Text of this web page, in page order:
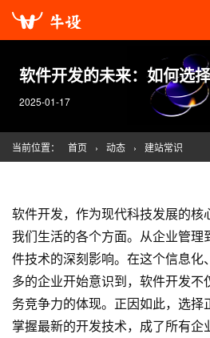
软件开发的未来：如何选
2025-01-17
当前位置： 首页 › 动态 › 建站常识
软件开发，作为现代科技发展的核
我们生活的各个方面。从企业管理
件技术的深刻影响。在这个信息化
多的企业开始意识到，软件开发不
务竞争力的体现。正因如此，选
掌握最新的开发技术，成了所有